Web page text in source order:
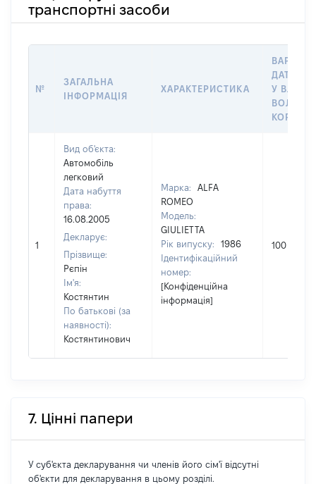
транспортні засоби
№
ЗАГАЛЬНА
ІНФОРМАЦІЯ
ХАРАКТЕРИСТИКА
ДАТУ
У
1
Вид об'єкта:
Автомобіль
легковий
Дата набуття
права:
16.08.2005
Декларує:
Прізвище:
Рєпін
Ім'я:
Костянтин
По батькові (за
наявності):
Костянтинович
Марка:
ALFA
ROMEO
Модель:
GIULIETTA
Рік випуску:
1986
Ідентифікаційний
номер:
[Конфіденційна
інформація]
100
7. Цінні папери
У суб'єкта декларування чи членів його сім'ї відсутні
об'єкти для декларування в цьому розділі.